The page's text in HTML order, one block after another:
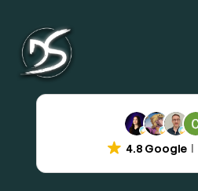
4.8 Google